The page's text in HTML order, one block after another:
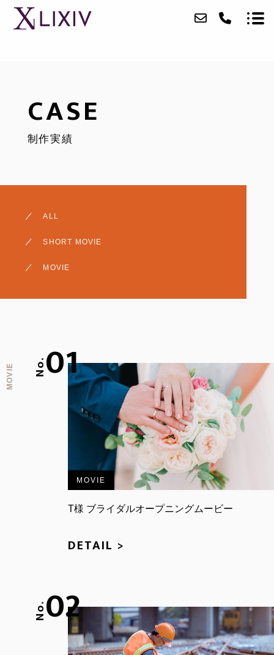
CASE
制作実績
ALL
SHORT MOVIE
MOVIE
MOVIE No.01
MOVIE
T様 ブライダルオープニングムービー
DETAIL >
No.02